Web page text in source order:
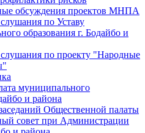
обсуждения проектов МНПА
по Уставу
образования г. Бодайбо и
по проекту "Народные
муниципального
и района
Общественной палаты
совет при Администрации